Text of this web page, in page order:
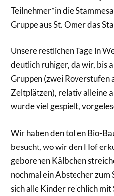
Teilnehmer*in die
Gruppe aus St. Omer das
Unsere restlichen Tage in
deutlich ruhiger, da wir, bis
Gruppen (zwei Roverstufen
Zeltplätzen), relativ alleine
wurde viel gespielt,
Wir haben den tollen Bio-
besucht, wo wir den Hof
geborenen Kälbchen
nochmal ein Abstecher
sich alle Kinder reichlich